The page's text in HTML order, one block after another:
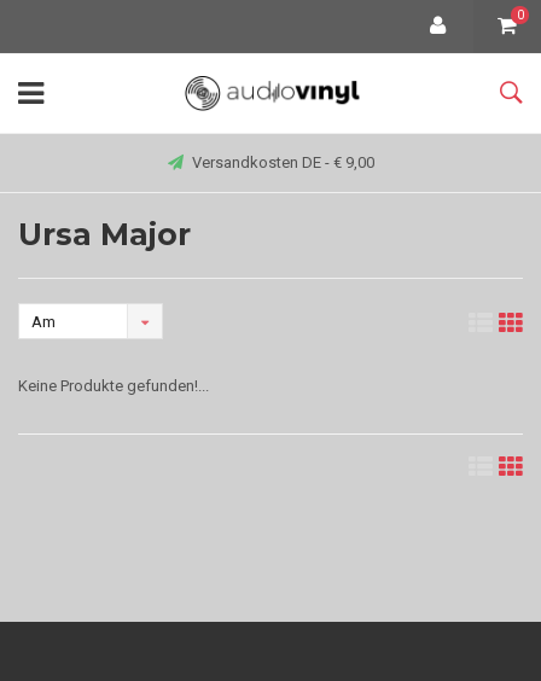
0
Versandkosten DE - € 9,00
Ursa Major
Am
angesehen
Keine Produkte gefunden!...